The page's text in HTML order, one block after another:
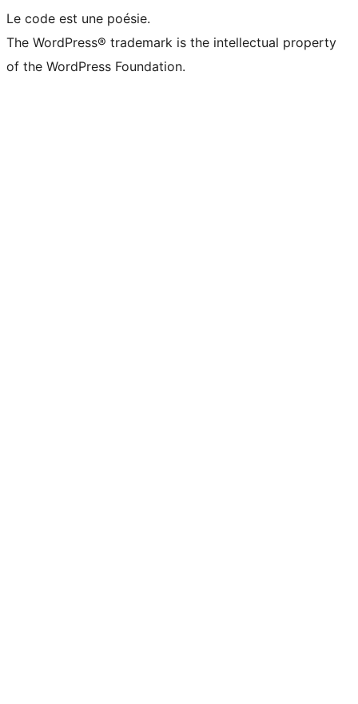
Le code est une poésie.
The WordPress® trademark is the intellectual property
of the WordPress Foundation.